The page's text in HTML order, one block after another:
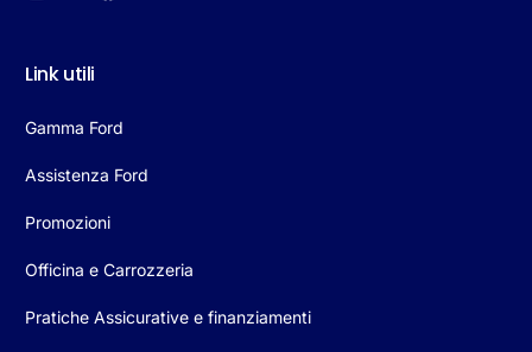
Link utili
Gamma Ford
Assistenza Ford
Promozioni
Officina e Carrozzeria
Pratiche Assicurative e finanziamenti